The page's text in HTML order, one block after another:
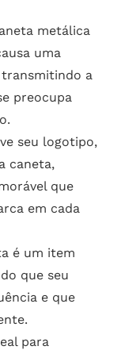
metálica
uma
a
preocupa
seu logotipo,
caneta,
que
em cada
é um item
que seu
e que
para